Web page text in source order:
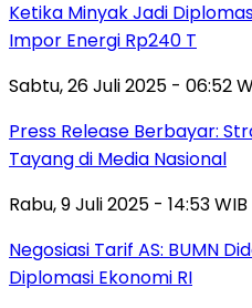
Ketika Minyak Jadi
Impor Energi Rp240 T
Sabtu, 26 Juli 2025 - 06:52
Press Release Berbayar:
Tayang di Media Nasional
Rabu, 9 Juli 2025 - 14:53 WIB
Negosiasi Tarif AS: BUMN
Diplomasi Ekonomi RI